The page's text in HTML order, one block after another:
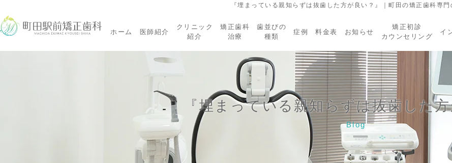
ホーム 医師紹介
クリニック
紹介
矯正歯科
治療
歯並びの
種類
症例 料金表 お知らせ
矯正初診
カウンセリング
イ
『埋まっている親知らずは抜歯した方が良い？』｜町田の矯正歯科専
『埋まっている親知らずは抜歯した
Blog